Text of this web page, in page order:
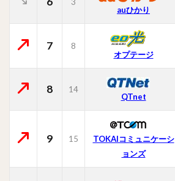
auひかり
7
8
オプテージ
8 14
QTnet
9 15
TOKAIコミュニケーシ
ョンズ